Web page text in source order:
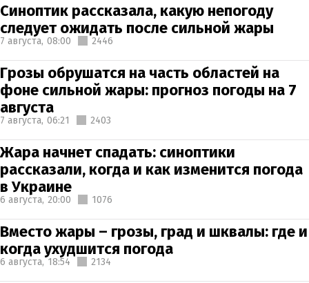
Синоптик рассказала, какую непогоду
следует ожидать после сильной жары
7 августа, 08:00 2446
Грозы обрушатся на часть областей на
фоне сильной жары: прогноз погоды на 7
августа
7 августа, 06:21 2403
Жара начнет спадать: синоптики
рассказали, когда и как изменится погода
в Украине
6 августа, 20:00 1076
Вместо жары – грозы, град и шквалы: где и
когда ухудшится погода
6 августа, 18:54 2134